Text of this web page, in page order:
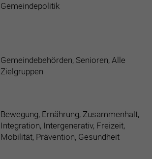
Gemeindepolitik
Gemeindebehörden, Senioren, Alle
Zielgruppen
Bewegung, Ernährung, Zusammenhalt,
Integration, Intergenerativ, Freizeit,
Mobilität, Prävention, Gesundheit